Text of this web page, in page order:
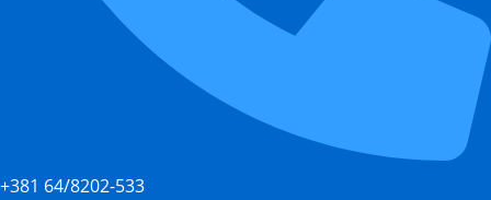
+381 64/8202-533